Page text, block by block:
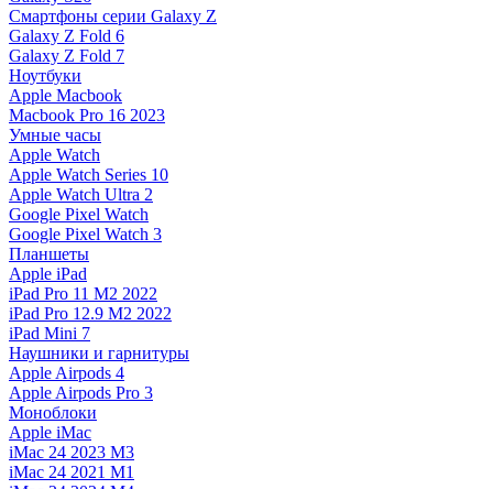
Смартфоны серии Galaxy Z
Galaxy Z Fold 6
Galaxy Z Fold 7
Ноутбуки
Apple Macbook
Macbook Pro 16 2023
Умные часы
Apple Watch
Apple Watch Series 10
Apple Watch Ultra 2
Google Pixel Watch
Google Pixel Watch 3
Планшеты
Apple iPad
iPad Pro 11 M2 2022
iPad Pro 12.9 M2 2022
iPad Mini 7
Наушники и гарнитуры
Apple Airpods 4
Apple Airpods Pro 3
Моноблоки
Apple iMac
iMac 24 2023 M3
iMac 24 2021 M1